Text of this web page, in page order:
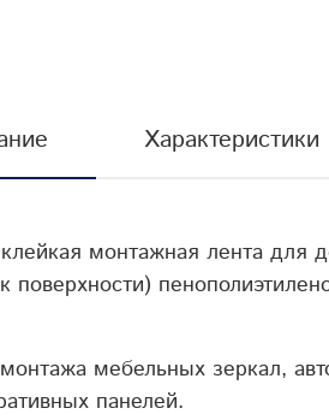
Характеристики
монтажная лента для
поверхности)
мебельных зеркал,
панелей.